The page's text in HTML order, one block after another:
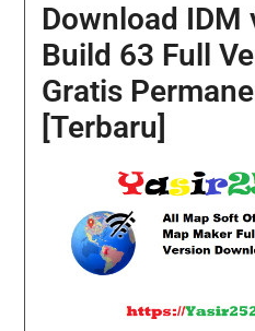
Download IDM
Build 63 Full
Gratis
[Terbaru]